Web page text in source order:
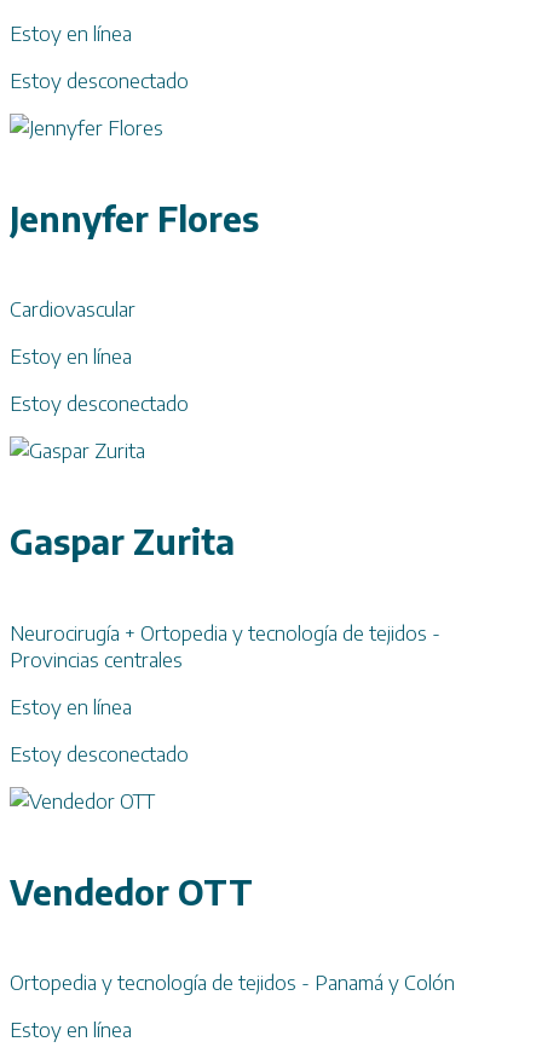
Estoy en línea
Estoy desconectado
Jennyfer Flores
Cardiovascular
Estoy en línea
Estoy desconectado
Gaspar Zurita
Neurocirugía + Ortopedia y tecnología de tejidos -
Provincias centrales
Estoy en línea
Estoy desconectado
Vendedor OTT
Ortopedia y tecnología de tejidos - Panamá y Colón
Estoy en línea